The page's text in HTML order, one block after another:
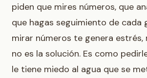
piden que mires números, que
que hagas seguimiento de cada
mirar números te genera estrés,
no es la solución. Es como
le tiene miedo al agua que se